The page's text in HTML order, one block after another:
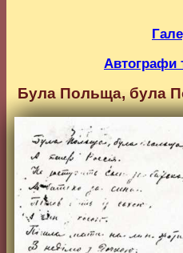
Автографи
Була Польща, була